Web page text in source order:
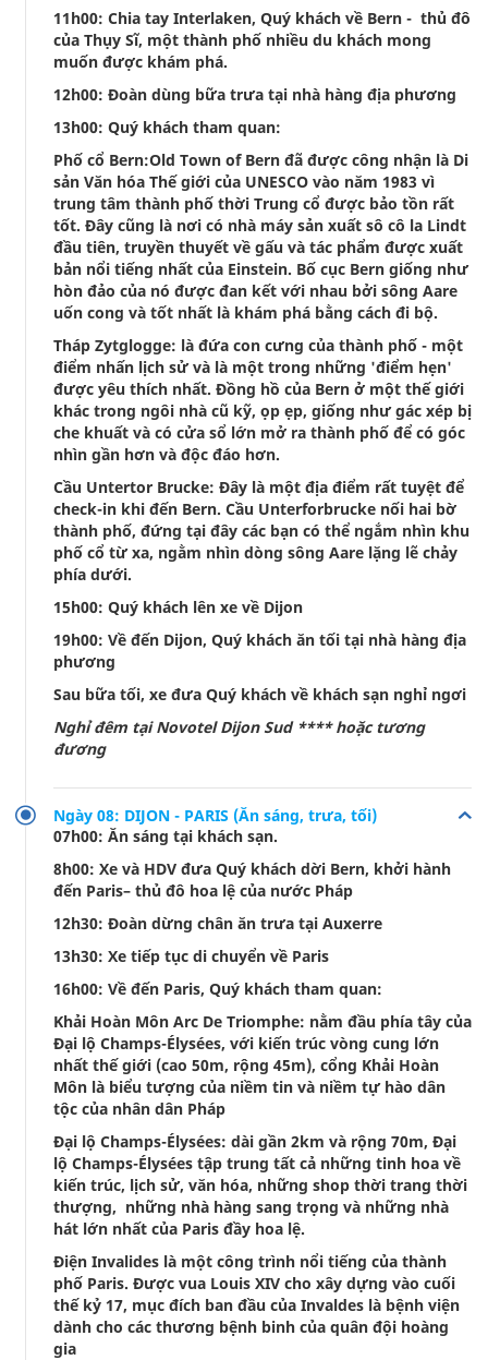
11h00: Chia tay Interlaken, Quý khách về Bern - thủ đô
của Thụy Sĩ, một thành phố nhiều du khách mong
muốn được khám phá.
12h00: Đoàn dùng bữa trưa tại nhà hàng địa phương
13h00: Quý khách tham quan:
Phố cổ Bern:Old Town of Bern đã được công nhận là Di
sản Văn hóa Thế giới của UNESCO vào năm 1983 vì
trung tâm thành phố thời Trung cổ được bảo tồn rất
tốt. Đây cũng là nơi có nhà máy sản xuất sô cô la Lindt
đầu tiên, truyền thuyết về gấu và tác phẩm được xuất
bản nổi tiếng nhất của Einstein. Bố cục Bern giống như
hòn đảo của nó được đan kết với nhau bởi sông Aare
uốn cong và tốt nhất là khám phá bằng cách đi bộ.
Tháp Zytglogge: là đứa con cưng của thành phố - một
điểm nhấn lịch sử và là một trong những 'điểm hẹn'
được yêu thích nhất. Đồng hồ của Bern ở một thế giới
khác trong ngôi nhà cũ kỹ, ọp ẹp, giống như gác xép bị
che khuất và có cửa sổ lớn mở ra thành phố để có góc
nhìn gần hơn và độc đáo hơn.
Cầu Untertor Brucke: Đây là một địa điểm rất tuyệt để
check-in khi đến Bern. Cầu Unterforbrucke nối hai bờ
thành phố, đứng tại đây các bạn có thể ngắm nhìn khu
phố cổ từ xa, ngằm nhìn dòng sông Aare lặng lẽ chảy
phía dưới.
15h00: Quý khách lên xe về Dijon
19h00: Về đến Dijon, Quý khách ăn tối tại nhà hàng địa
phương
Sau bữa tối, xe đưa Quý khách về khách sạn nghỉ ngơi
Nghỉ đêm tại Novotel Dijon Sud **** hoặc tương
đương
Ngày 08: DIJON - PARIS (Ăn sáng, trưa, tối)
07h00: Ăn sáng tại khách sạn.
8h00: Xe và HDV đưa Quý khách dời Bern, khởi hành
đến Paris– thủ đô hoa lệ của nước Pháp
12h30: Đoàn dừng chân ăn trưa tại Auxerre
13h30: Xe tiếp tục di chuyển về Paris
16h00: Về đến Paris, Quý khách tham quan:
Khải Hoàn Môn Arc De Triomphe: nằm đầu phía tây của
Đại lộ Champs-Élysées, với kiến trúc vòng cung lớn
nhất thế giới (cao 50m, rộng 45m), cổng Khải Hoàn
Môn là biểu tượng của niềm tin và niềm tự hào dân
tộc của nhân dân Pháp
Đại lộ Champs-Élysées: dài gần 2km và rộng 70m, Đại
lộ Champs-Élysées tập trung tất cả những tinh hoa về
kiến trúc, lịch sử, văn hóa, những shop thời trang thời
thượng, những nhà hàng sang trọng và những nhà
hát lớn nhất của Paris đầy hoa lệ.
Điện Invalides là một công trình nổi tiếng của thành
phố Paris. Được vua Louis XIV cho xây dựng vào cuối
thế kỷ 17, mục đích ban đầu của Invaldes là bệnh viện
dành cho các thương bệnh binh của quân đội hoàng
gia